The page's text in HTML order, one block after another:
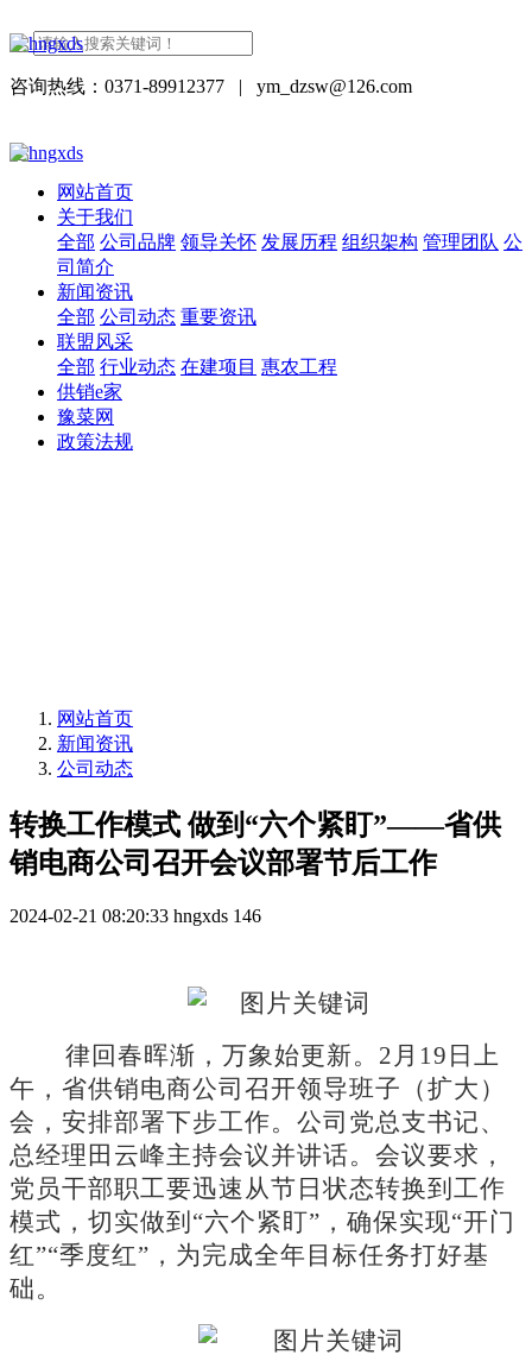
咨询热线：0371-89912377 | ym_dzsw@126.com
网站首页
关于我们
全部 公司品牌 领导关怀 发展历程 组织架构 管理团队 公
司简介
新闻资讯
全部 公司动态 重要资讯
联盟风采
全部 行业动态 在建项目 惠农工程
供销e家
豫菜网
政策法规
网站首页
新闻资讯
公司动态
转换工作模式 做到“六个紧盯”——省供
销电商公司召开会议部署节后工作
2024-02-21 08:20:33 hngxds 146
律回春晖渐，万象始更新。 2月19日上
午，省供销电商公司召开领导班子（扩大）
会，安排部署下步工作。公司党总支书记、
总经理田云峰主持会议并讲话。会议要求，
党员干部职工要迅速从节日状态转换到工作
模式 ， 切实做到 “六个紧盯”，确保实现“开门
红”“季度红”，为完成全年目标任务打好基
础。